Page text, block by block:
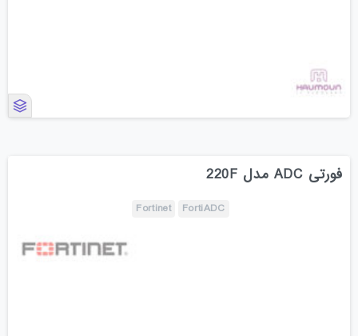
فورتی ADC مدل 220F
FortiADC
Fortinet